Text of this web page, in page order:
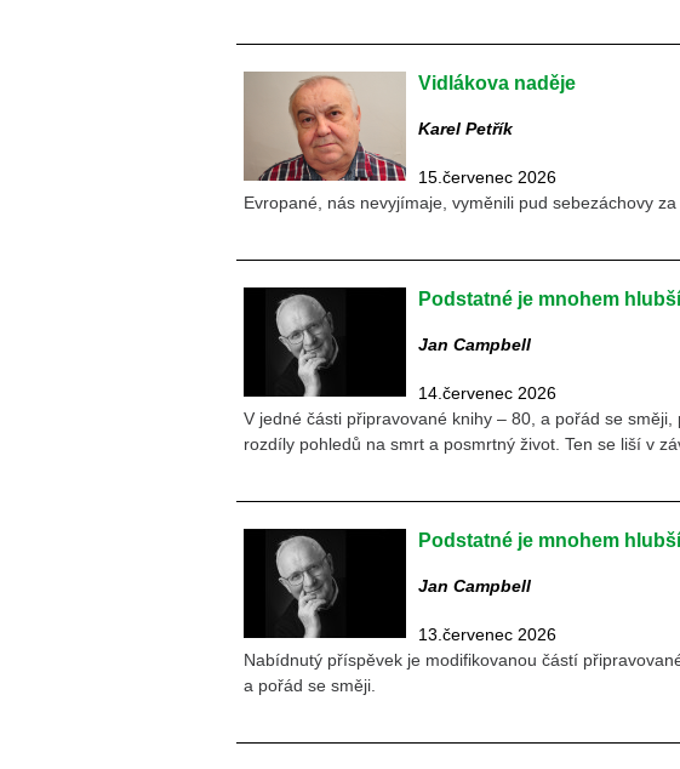
Vidlákova naděje
Karel Petřík
15.červenec 2026
Evropané, nás nevyjímaje, vyměnili pud sebezáchovy za
Podstatné je mnohem
Jan Campbell
14.červenec 2026
V jedné části připravované knihy – 80, a pořád se
rozdíly pohledů na smrt a posmrtný život. Ten se liší v
Podstatné je mnohem
Jan Campbell
13.červenec 2026
Nabídnutý příspěvek je modifikovanou částí
a pořád se směji.